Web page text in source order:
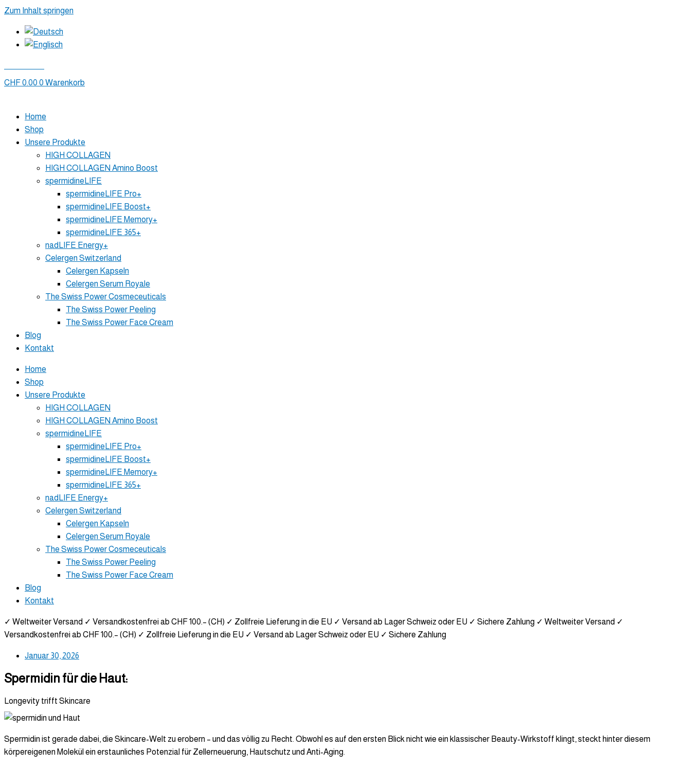
Zum Inhalt springen
CHF0.00 0 Warenkorb
Home
Shop
Unsere Produkte
HIGH COLLAGEN
HIGH COLLAGEN Amino Boost
spermidineLIFE
spermidineLIFE Pro+
spermidineLIFE Boost+
spermidineLIFE Memory+
spermidineLIFE 365+
nadLIFE Energy+
Celergen Switzerland
Celergen Kapseln
Celergen Serum Royale
The Swiss Power Cosmeceuticals
The Swiss Power Peeling
The Swiss Power Face Cream
Blog
Kontakt
Home
Shop
Unsere Produkte
HIGH COLLAGEN
HIGH COLLAGEN Amino Boost
spermidineLIFE
spermidineLIFE Pro+
spermidineLIFE Boost+
spermidineLIFE Memory+
spermidineLIFE 365+
nadLIFE Energy+
Celergen Switzerland
Celergen Kapseln
Celergen Serum Royale
The Swiss Power Cosmeceuticals
The Swiss Power Peeling
The Swiss Power Face Cream
Blog
Kontakt
✓ Weltweiter Versand ✓ Versandkostenfrei ab CHF 100.– (CH) ✓ Zollfreie Lieferung in die EU ✓ Versand ab Lager Schweiz oder EU ✓ Sichere Zahlung ✓ Weltweiter Versand ✓
Versandkostenfrei ab CHF 100.– (CH) ✓ Zollfreie Lieferung in die EU ✓ Versand ab Lager Schweiz oder EU ✓ Sichere Zahlung
Januar 30, 2026
Spermidin für die Haut:
Longevity trifft Skincare
Spermidin ist gerade dabei, die Skincare-Welt zu erobern – und das völlig zu Recht. Obwohl es auf den ersten Blick nicht wie ein klassischer Beauty-Wirkstoff klingt, steckt hinter diesem
körpereigenen Molekül ein erstaunliches Potenzial für Zellerneuerung, Hautschutz und Anti-Aging.